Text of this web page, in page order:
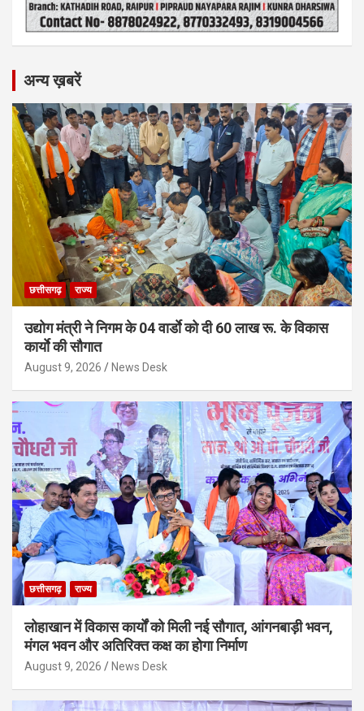
अन्य ख़बरें
छत्तीसगढ़ राज्य
उद्योग मंत्री ने निगम के 04 वार्डाे को दी 60 लाख रू. के विकास
कार्याे की सौगात
August 9, 2026 News Desk
छत्तीसगढ़ राज्य
लोहाखान में विकास कार्यों को मिली नई सौगात, आंगनबाड़ी भवन,
मंगल भवन और अतिरिक्त कक्ष का होगा निर्माण
August 9, 2026 News Desk